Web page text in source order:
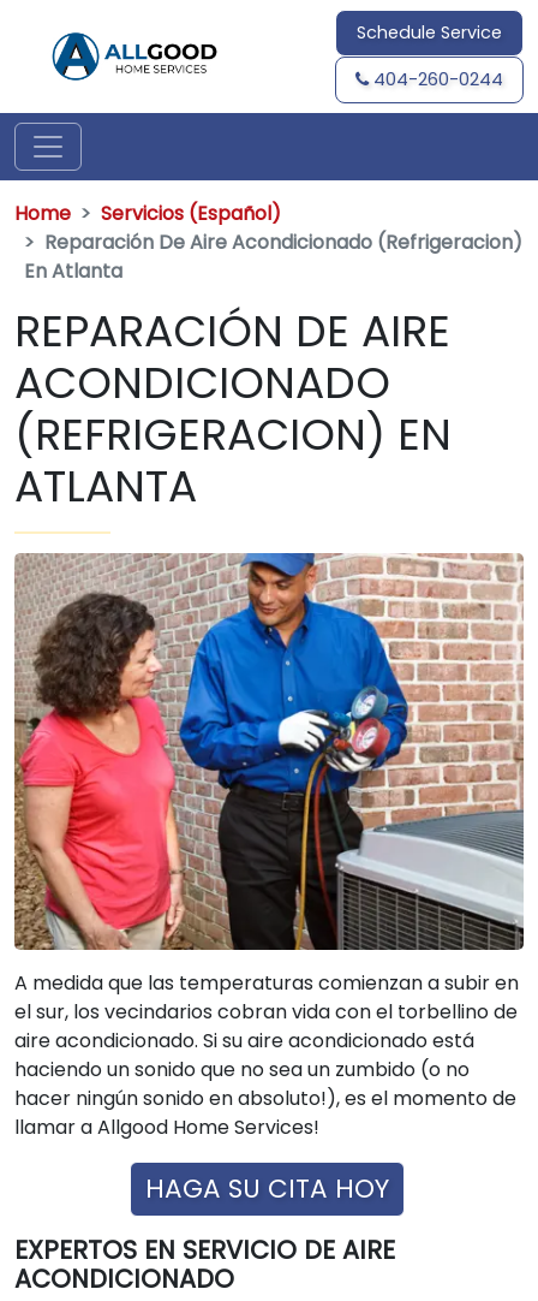
Schedule Service
404-260-0244
Home
Servicios (Español)
Reparación De Aire Acondicionado (Refrigeracion)
En Atlanta
REPARACIÓN DE AIRE
ACONDICIONADO
(REFRIGERACION) EN
ATLANTA
A medida que las temperaturas comienzan a subir en
el sur, los vecindarios cobran vida con el torbellino de
aire acondicionado. Si su aire acondicionado está
haciendo un sonido que no sea un zumbido (o no
hacer ningún sonido en absoluto!), es el momento de
llamar a Allgood Home Services!
HAGA SU CITA HOY
EXPERTOS EN SERVICIO DE AIRE
ACONDICIONADO